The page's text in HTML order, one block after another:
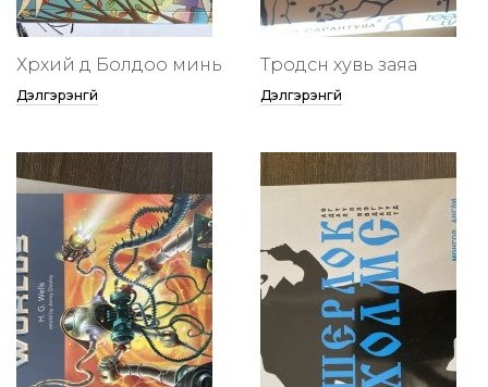
Хөөрхий дөө Болдоо минь
Дэлгэрэнгүй
Төөрөодсөн хувь заяа
Дэлгэрэнгүй